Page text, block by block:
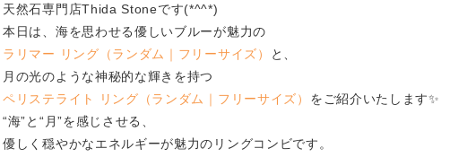
天然石専門店Thida Stoneです(*^^*)
本日は、海を思わせる優しいブルーが魅力の
ラリマー リング（ランダム｜フリーサイズ）
と、
月の光のような神秘的な輝きを持つ
ペリステライト リング（ランダム｜フリーサイズ） をご紹介いたします✨
“海”と“月”を感じさせる、
優しく穏やかなエネルギーが魅力のリングコンビです。